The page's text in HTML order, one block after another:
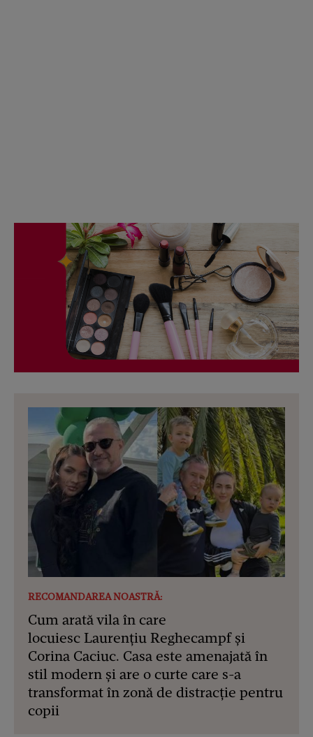
RECOMANDAREA NOASTRĂ:
Cum arată vila în care
locuiesc Laurențiu Reghecampf și
Corina Caciuc. Casa este amenajată în
stil modern și are o curte care s-a
transformat în zonă de distracție pentru
copii